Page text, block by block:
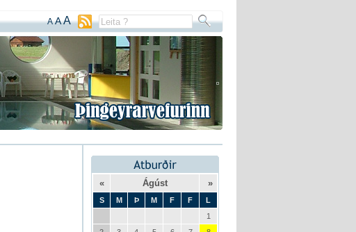
A AA
« Ágúst »
S M Þ M F F
L
1